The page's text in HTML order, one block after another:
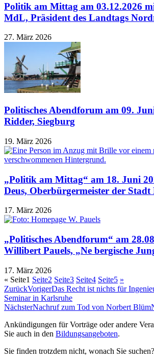
Politik am Mittag am 03.12.2026
MdL, Präsident des Landtags
27. März 2026
Politisches Abendforum am 09.
Ridder, Siegburg
19. März 2026
„Politik am Mittag“ am 18. Juni
Deus, Oberbürgermeister der Stadt
17. März 2026
„Politisches Abendforum“ am
Willibert Pauels, „Ne bergische
17. März 2026
« Seite1 Seite2 Seite3 Seite4 Seite5 »
ZurückVorigerDas Recht ist nichts für
Seminar in Karlsruhe
NächsterNachruf zum Tod von Norbert Blüm
Ankündigungen für Vorträge oder andere
Sie auch in den Bildungsangeboten.
Sie finden trotzdem nicht, wonach Sie suchen?